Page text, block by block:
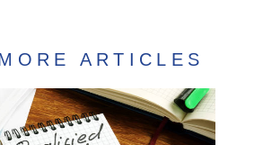
ARTICLES